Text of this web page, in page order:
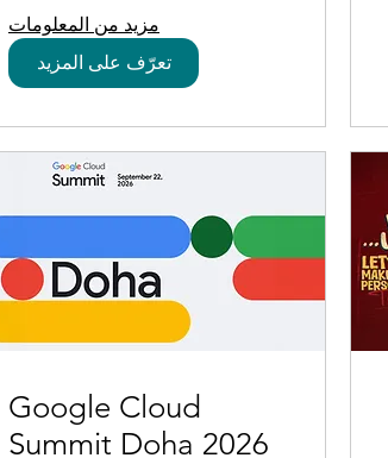
مزيد من المعلومات
تعرّف على المزيد
Google Cloud
Summit Doha 2026